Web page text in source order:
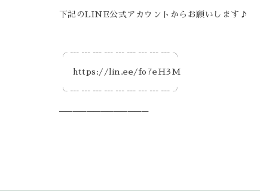
下記のLINE公式アカウントからお願いします♪
╭ ┄ ┄ ┄ ┄ ┄ ┄ ┄ ┄ ┄ ╮
https://lin.ee/fo7eH3M
╰ ┄ ┄ ┄ ┄ ┄ ┄ ┄ ┄ ┄ ╯
─────────────